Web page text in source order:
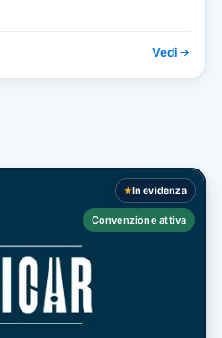
Vedi
Convenzione attiva
In evidenza